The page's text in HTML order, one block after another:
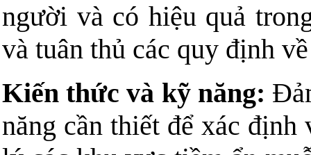
người và có hiệu quả
và tuân thủ các quy định
Kiến thức và kỹ năng:
năng cần thiết để xác